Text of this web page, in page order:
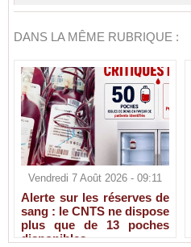
DANS LA MÊME RUBRIQUE :
Vendredi 7 Août 2026 - 09:11
Alerte sur les réserves de
sang : le CNTS ne dispose
plus que de 13 poches
disponibles